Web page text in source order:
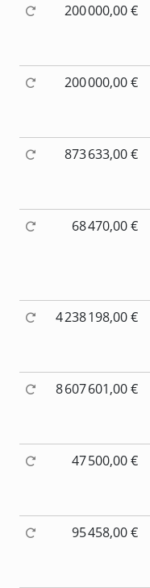
200 000,00 €
200 000,00 €
873 633,00 €
68 470,00 €
4 238 198,00 €
8 607 601,00 €
47 500,00 €
95 458,00 €